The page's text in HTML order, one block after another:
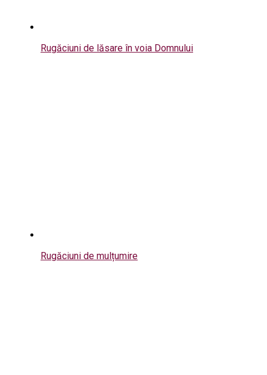
Rugăciuni de lăsare în voia Domnului
Rugăciuni de mulțumire